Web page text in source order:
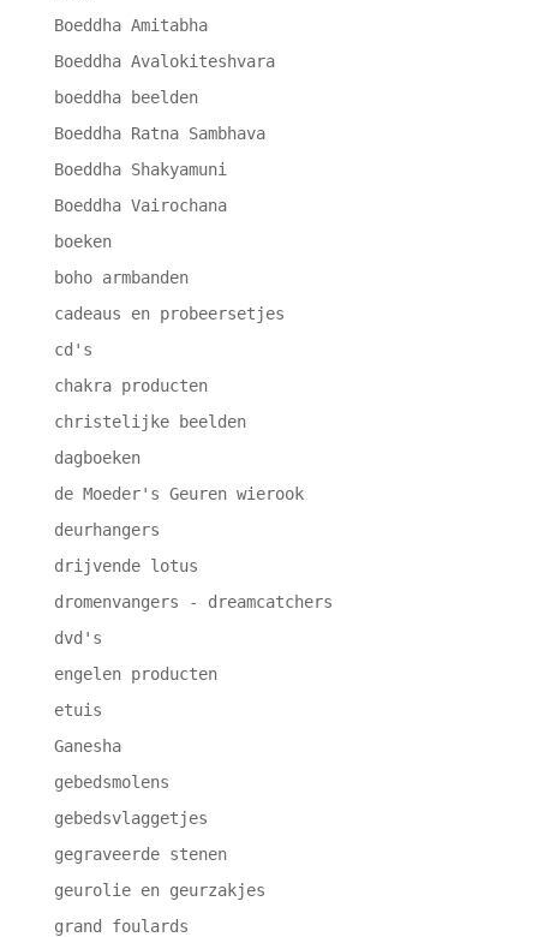
Boeddha Amitabha
Boeddha Avalokiteshvara
boeddha beelden
Boeddha Ratna Sambhava
Boeddha Shakyamuni
Boeddha Vairochana
boeken
boho armbanden
cadeaus en probeersetjes
cd's
chakra producten
christelijke beelden
dagboeken
de Moeder's Geuren wierook
deurhangers
drijvende lotus
dromenvangers - dreamcatchers
dvd's
engelen producten
etuis
Ganesha
gebedsmolens
gebedsvlaggetjes
gegraveerde stenen
geurolie en geurzakjes
grand foulards